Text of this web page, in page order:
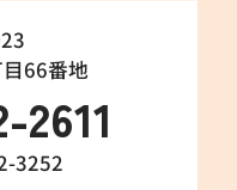
66番地
2611
3252